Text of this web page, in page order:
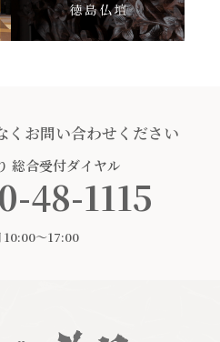
くお問い合わせください
総合受付ダイヤル
48-1115
10:00〜17:00